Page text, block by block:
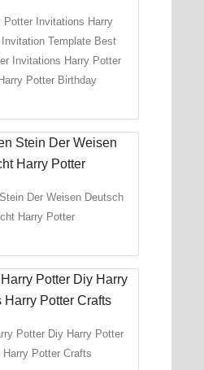
Potter Invitations Harry
Template Best
Invitations Harry Potter
Potter Birthday
Der Weisen Deutsch
Harry Potter
Potter Diy Harry Potter
Harry Potter Crafts